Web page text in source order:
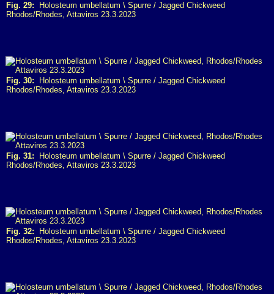
Fig. 29: Holosteum umbellatum \ Spurre / Jagged Chickweed
Rhodos/Rhodes, Attaviros 23.3.2023
Fig. 30: Holosteum umbellatum \ Spurre / Jagged Chickweed
Rhodos/Rhodes, Attaviros 23.3.2023
Fig. 31: Holosteum umbellatum \ Spurre / Jagged Chickweed
Rhodos/Rhodes, Attaviros 23.3.2023
Fig. 32: Holosteum umbellatum \ Spurre / Jagged Chickweed
Rhodos/Rhodes, Attaviros 23.3.2023